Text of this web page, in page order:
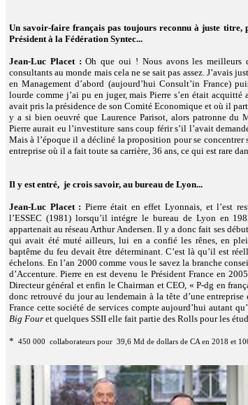
Un savoir-faire français pas toujours reconnu à juste titre,
Président à la Fédération Syntec...
Jean-Luc Placet : Oh que oui ! Nous avons les meilleurs
consultants au monde mais cela ne se sait pas assez. J’avais
en Management d’abord (aujourd’hui Consult’in France)
lourde comme j’ai pu en juger, mais Pierre s’en était
avait pris la présidence de son Comité Economique et où il
y a si bien oeuvré que Laurence Parisot, alors patronne du
Pierre aurait eu l’investiture sans coup férir s’il l’avait
Mais à l’époque il a décliné la proposition pour se
entreprise où il a fait toute sa carrière, 36 ans, ce qui est rare
Il y est entré, je crois savoir, au bureau de Lyon...
Jean-Luc Placet : Pierre était en effet Lyonnais, et l’est
l’ESSEC (1981) lorsqu’il intégre le bureau de Lyon en
appartenait au réseau Arthur Andersen. Il y a donc fait ses
qui avait été muté ailleurs, lui en a confié les rênes, en
baptême du feu devait être déterminant. C’est là qu’il est
échelons. En l’an 2000 comme vous le savez la branche
d’Accenture. Pierre en est devenu le Président France en
Directeur général et enfin le Chairman et CEO, « P-dg en
donc retrouvé du jour au lendemain à la tête d’une
France cette société de services compte aujourd’hui autant
Big Four et quelques SSII elle fait partie des Rolls pour les
* 450 000 collaborateurs pour 39,6 Md de dollars de CA en 2018 et